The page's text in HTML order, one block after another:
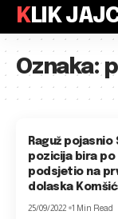
KLIK
Oznaka:
Raguž pojasnio
pozicija bira po
podsjetio na
dolaska
25/09/2022 1 Min Read